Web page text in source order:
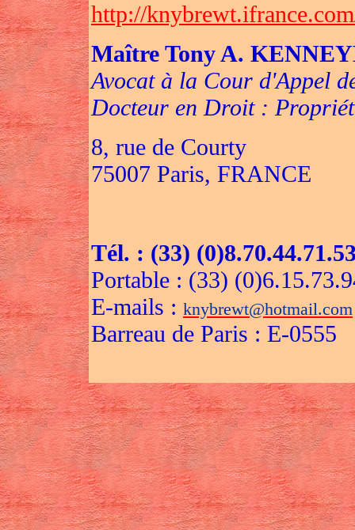
http://
Maître Tony A.
Avocat à la Cour d'Appel
Docteur en Droit :
8, rue de Courty
75007 Paris, FRANCE
Tél. : (33)
Portable : (33)
E-mails : knybrewt@hotmail.com
Barreau de Paris : E-0555